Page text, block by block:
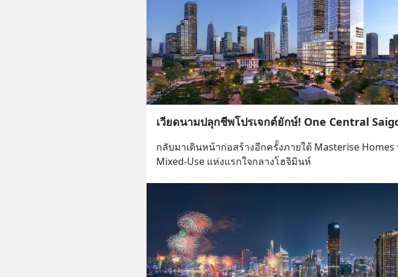
เวียดนามปลุกชีพโปรเจกต์ยักษ์! One Central
กลับมาเดินหน้าก่อสร้างอีกครั้งภายใต้ Masterise
Mixed-Use แห่งแรกใจกลางโฮจิมินห์